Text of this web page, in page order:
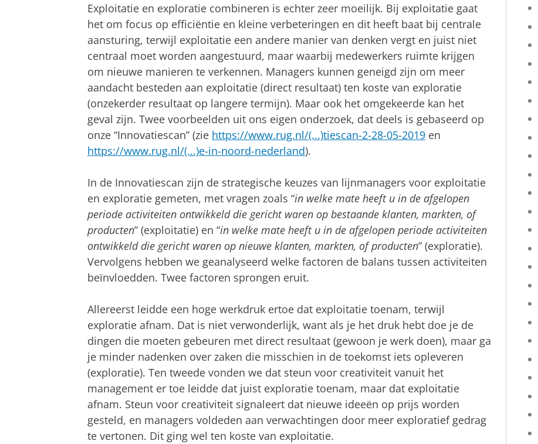
Exploitatie en exploratie combineren is echter zeer moeilijk. Bij exploitatie gaat
het om focus op efficiëntie en kleine verbeteringen en dit heeft baat bij centrale
aansturing, terwijl exploitatie een andere manier van denken vergt en juist niet
centraal moet worden aangestuurd, maar waarbij medewerkers ruimte krijgen
om nieuwe manieren te verkennen. Managers kunnen geneigd zijn om meer
aandacht besteden aan exploitatie (direct resultaat) ten koste van exploratie
(onzekerder resultaat op langere termijn). Maar ook het omgekeerde kan het
geval zijn. Twee voorbeelden uit ons eigen onderzoek, dat deels is gebaseerd op
onze “Innovatiescan” (zie https://www.rug.nl/(...)tiescan-2-28-05-2019 en
https://www.rug.nl/(...)e-in-noord-nederland).
In de Innovatiescan zijn de strategische keuzes van lijnmanagers voor exploitatie
en exploratie gemeten, met vragen zoals “in welke mate heeft u in de afgelopen
periode activiteiten ontwikkeld die gericht waren op bestaande klanten, markten, of
producten” (exploitatie) en “in welke mate heeft u in de afgelopen periode activiteiten
ontwikkeld die gericht waren op nieuwe klanten, markten, of producten” (exploratie).
Vervolgens hebben we geanalyseerd welke factoren de balans tussen activiteiten
beïnvloedden. Twee factoren sprongen eruit.
Allereerst leidde een hoge werkdruk ertoe dat exploitatie toenam, terwijl
exploratie afnam. Dat is niet verwonderlijk, want als je het druk hebt doe je de
dingen die moeten gebeuren met direct resultaat (gewoon je werk doen), maar ga
je minder nadenken over zaken die misschien in de toekomst iets opleveren
(exploratie). Ten tweede vonden we dat steun voor creativiteit vanuit het
management er toe leidde dat juist exploratie toenam, maar dat exploitatie
afnam. Steun voor creativiteit signaleert dat nieuwe ideeën op prijs worden
gesteld, en managers voldeden aan verwachtingen door meer exploratief gedrag
te vertonen. Dit ging wel ten koste van exploitatie.